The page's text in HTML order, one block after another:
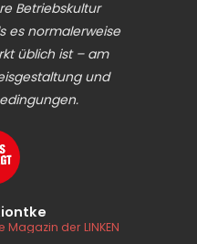
Betriebskultur
es normalerweise
üblich ist – am
und
der LINKEN